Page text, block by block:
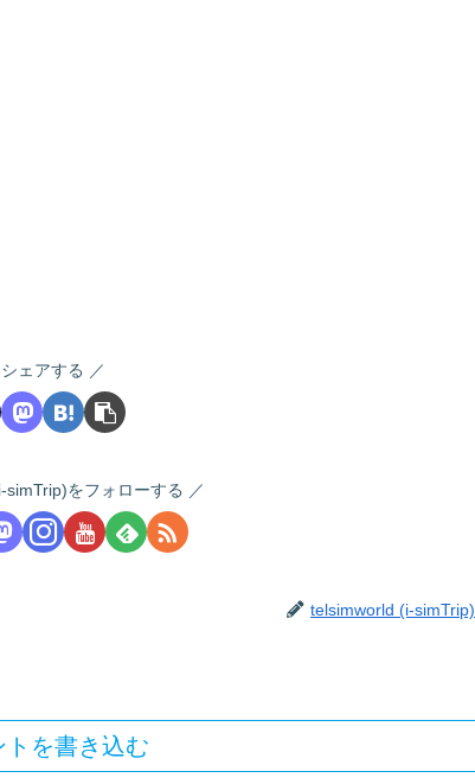
シェアする
simTrip)をフォローする
telsimworld (i-simTrip)
トを書き込む